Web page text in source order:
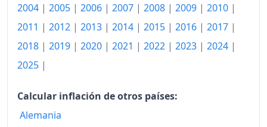
1995
532.40
533.14
1997
1999
2004 | 2005 | 2006 | 2007 | 2008 | 2009 | 2010 |
2011 | 2012 | 2013 | 2014 | 2015 | 2016 | 2017 |
2018 | 2019 | 2020 | 2021 | 2022 | 2023 | 2024 |
2025 |
Calcular inflación de otros países:
Alemania